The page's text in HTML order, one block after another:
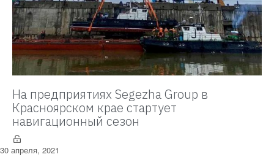
На предприятиях Segezha Group в
Красноярском крае стартует
навигационный сезон
30 апреля, 2021